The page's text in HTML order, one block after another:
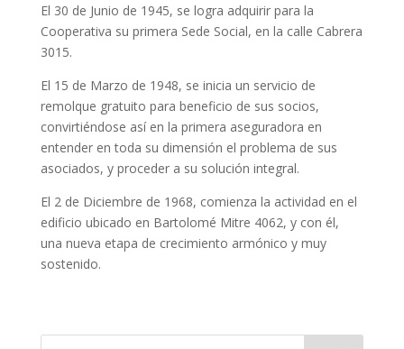
El 30 de Junio de 1945, se logra adquirir para la
Cooperativa su primera Sede Social, en la calle Cabrera
3015.
El 15 de Marzo de 1948, se inicia un servicio de
remolque gratuito para beneficio de sus socios,
convirtiéndose así en la primera aseguradora en
entender en toda su dimensión el problema de sus
asociados, y proceder a su solución integral.
El 2 de Diciembre de 1968, comienza la actividad en el
edificio ubicado en Bartolomé Mitre 4062, y con él,
una nueva etapa de crecimiento armónico y muy
sostenido.